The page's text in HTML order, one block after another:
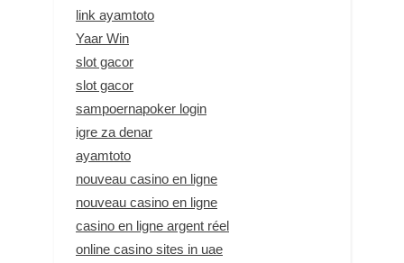
link ayamtoto
Yaar Win
slot gacor
slot gacor
sampoernapoker login
igre za denar
ayamtoto
nouveau casino en ligne
nouveau casino en ligne
casino en ligne argent réel
online casino sites in uae